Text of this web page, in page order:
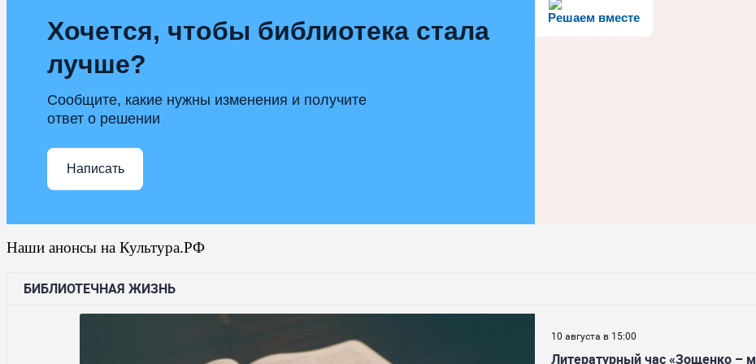
Решаем вместе
Хочется, чтобы библиотека стала
лучше?
Сообщите, какие нужны изменения и получите
ответ о решении
Написать
Наши анонсы на Культура.РФ